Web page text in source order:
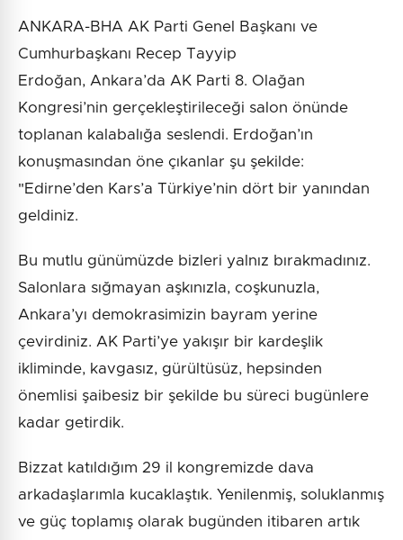
ANKARA-BHA AK Parti Genel Başkanı ve
Cumhurbaşkanı Recep Tayyip
Erdoğan, Ankara’da AK Parti 8. Olağan
Kongresi’nin gerçekleştirileceği salon önünde
toplanan kalabalığa seslendi. Erdoğan’ın
konuşmasından öne çıkanlar şu şekilde:
"Edirne’den Kars’a Türkiye’nin dört bir yanından
geldiniz.
Bu mutlu günümüzde bizleri yalnız bırakmadınız.
Salonlara sığmayan aşkınızla, coşkunuzla,
Ankara’yı demokrasimizin bayram yerine
çevirdiniz. AK Parti’ye yakışır bir kardeşlik
ikliminde, kavgasız, gürültüsüz, hepsinden
önemlisi şaibesiz bir şekilde bu süreci bugünlere
kadar getirdik.
Bizzat katıldığım 29 il kongremizde dava
arkadaşlarımla kucaklaştık. Yenilenmiş, soluklanmış
ve güç toplamış olarak bugünden itibaren artık